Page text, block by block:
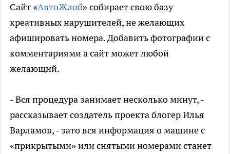
Сайт «АвтоЖлоб» собирает свою базу
креативных нарушителей, не желающих
афишировать номера. Добавить фотографии с
комментариями а сайт может любой
желающий.
- Вся процедура занимает несколько минут, -
рассказывает создатель проекта блогер Илья
Варламов, - зато вся информация о машине с
«прикрытыми» или снятыми номерами станет